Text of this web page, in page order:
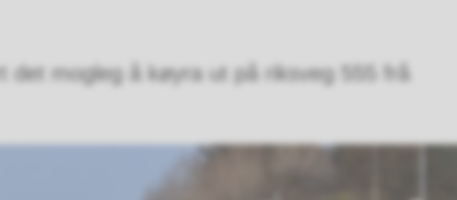
det mogleg å køyra ut på riksveg 555 frå